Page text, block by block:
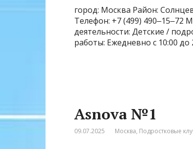
город: Москва Район:
Телефон: +7 (499)
деятельности: Детские /
работы: Ежедневно с 10:00 до
Asnova №1
09.07.2025 Москва, Подростковые